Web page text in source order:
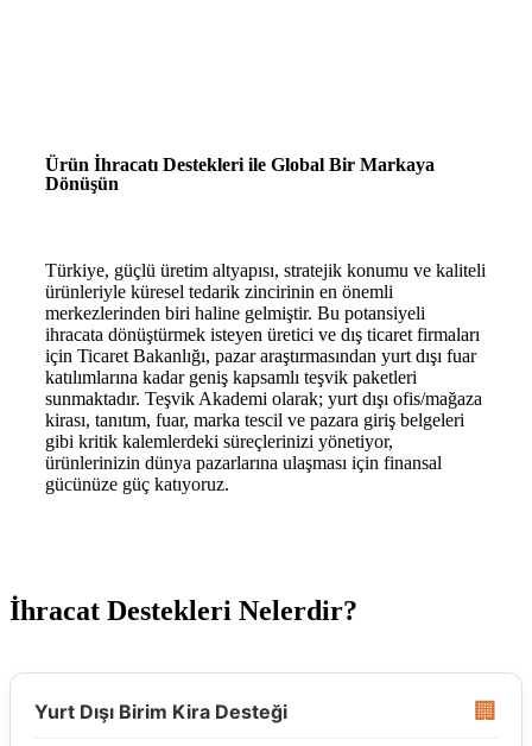
Ürün İhracatı Destekleri ile Global Bir Markaya
Dönüşün
Türkiye, güçlü üretim altyapısı, stratejik konumu ve kaliteli
ürünleriyle küresel tedarik zincirinin en önemli
merkezlerinden biri haline gelmiştir. Bu potansiyeli
ihracata dönüştürmek isteyen üretici ve dış ticaret firmaları
için Ticaret Bakanlığı, pazar araştırmasından yurt dışı fuar
katılımlarına kadar geniş kapsamlı teşvik paketleri
sunmaktadır. Teşvik Akademi olarak; yurt dışı ofis/mağaza
kirası, tanıtım, fuar, marka tescil ve pazara giriş belgeleri
gibi kritik kalemlerdeki süreçlerinizi yönetiyor,
ürünlerinizin dünya pazarlarına ulaşması için finansal
gücünüze güç katıyoruz.
İhracat Destekleri Nelerdir?
Yurt Dışı Birim Kira Desteği 🏢